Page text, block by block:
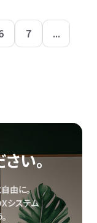
7
...
い。
由に。
システム